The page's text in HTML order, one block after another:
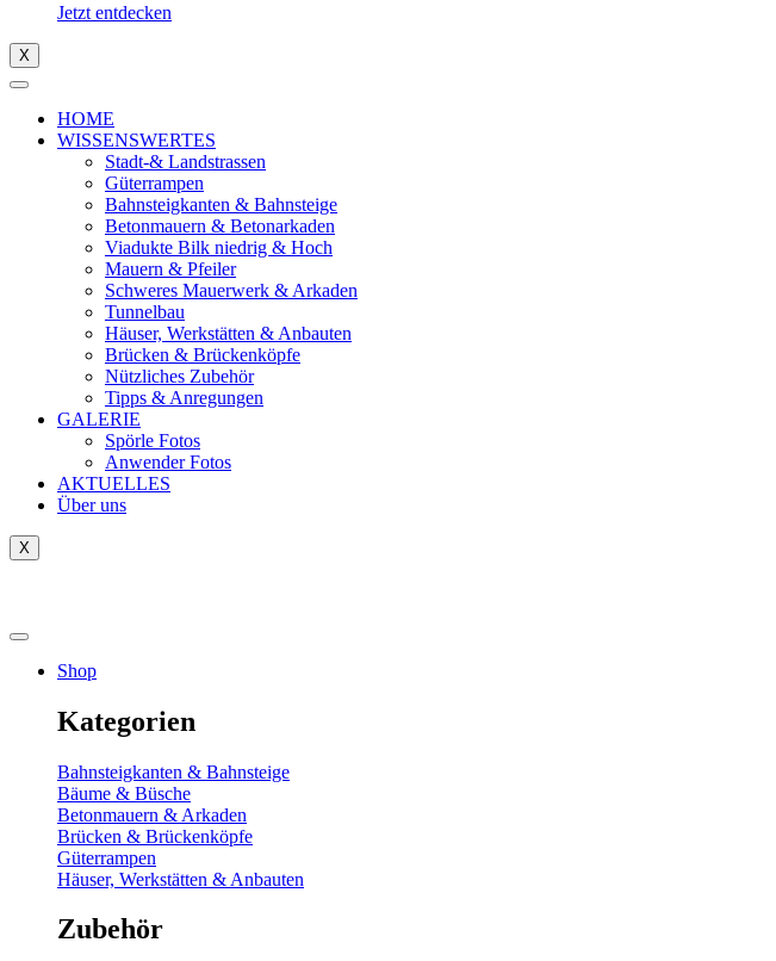
Jetzt entdecken
X
HOME
WISSENSWERTES
Stadt-& Landstrassen
Güterrampen
Bahnsteigkanten & Bahnsteige
Betonmauern & Betonarkaden
Viadukte Bilk niedrig & Hoch
Mauern & Pfeiler
Schweres Mauerwerk & Arkaden
Tunnelbau
Häuser, Werkstätten & Anbauten
Brücken & Brückenköpfe
Nützliches Zubehör
Tipps & Anregungen
GALERIE
Spörle Fotos
Anwender Fotos
AKTUELLES
Über uns
X
Shop
Kategorien
Bahnsteigkanten & Bahnsteige
Bäume & Büsche
Betonmauern & Arkaden
Brücken & Brückenköpfe
Güterrampen
Häuser, Werkstätten & Anbauten
Zubehör